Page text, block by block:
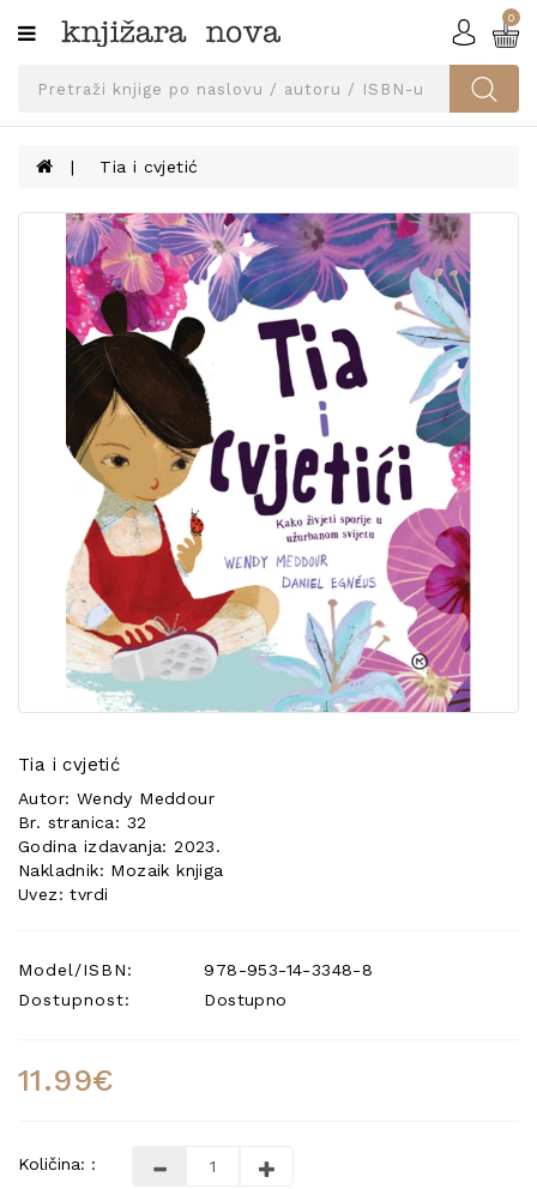
Kategorije
SVEUČILIŠNA
UDŽBENICI
KNJIGE
PRIBOR
I
OPREMA
NARUČI
UDŽBENIKE!
KONTAKT
POSEBNA
PONUDA
0
Tia i cvjetić
Tia i cvjetić
Autor: Wendy Meddour
Br. stranica: 32
Godina izdavanja: 2023.
Nakladnik: Mozaik knjiga
Uvez: tvrdi
Model/ISBN:
978-953-14-3348-8
Dostupnost:
Dostupno
11.99€
Količina: :